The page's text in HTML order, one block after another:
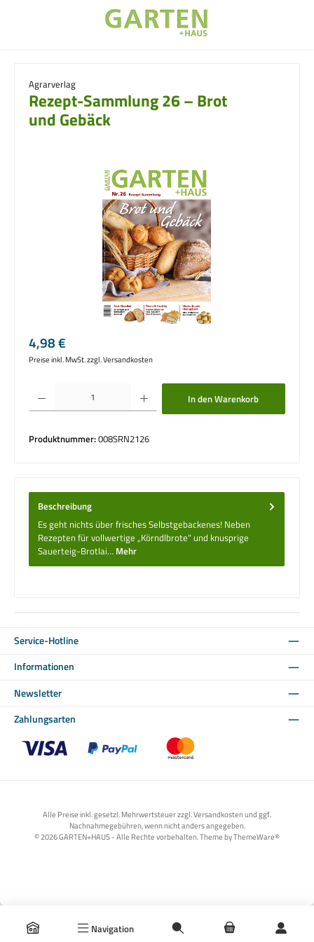
Navigation
Agrarverlag
Rezept-Sammlung 26 – Brot
und Gebäck
Bildergalerie überspringen
Regulärer Preis:
4,98 €
Preise inkl. MwSt. zzgl. Versandkosten
Produkt Anzahl: Gib den gewünschten Wert ein oder benutze die Schaltflächen um
In den Warenkorb
Produktnummer:008SRN2126
Beschreibung
Es geht nichts über frisches Selbstgebackenes! Neben
Rezepten für vollwertige „Körndl­brote“ und knusprige
Sauerteig-Brotlai… Mehr
Service-Hotline
Informationen
Newsletter
Zahlungsarten
Alle Preise inkl. gesetzl. Mehrwertsteuer zzgl. Versandkosten und ggf.
Nachnahmegebühren, wenn nicht anders angegeben.
© 2026 GARTEN+HAUS - Alle Rechte vorbehalten. Theme byThemeWare®